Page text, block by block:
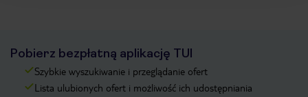
Pobierz bezpłatną aplikację TUI
Szybkie wyszukiwanie i przeglądanie ofert
Lista ulubionych ofert i możliwość ich udostępniania